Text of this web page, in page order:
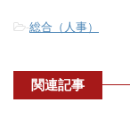
-総合（人事）
関連記事